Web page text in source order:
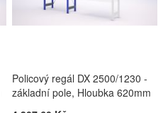
Policový regál DX 2500/1230 -
základní pole, Hloubka 620mm